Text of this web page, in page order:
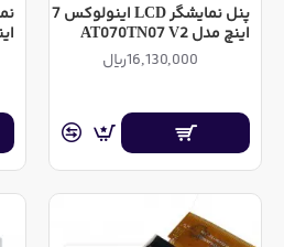
پنل نمایشگر LCD اینولوکس 7
اینچ مدل AT070TN07 V2
16,130,000ریال